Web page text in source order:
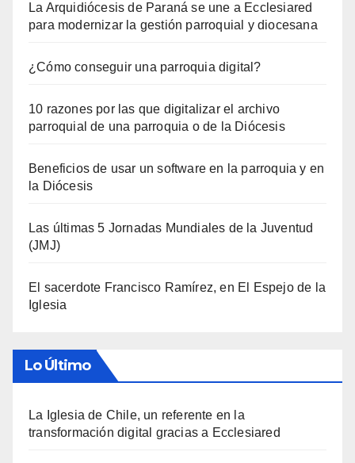
La Arquidiócesis de Paraná se une a Ecclesiared
para modernizar la gestión parroquial y diocesana
¿Cómo conseguir una parroquia digital?
10 razones por las que digitalizar el archivo
parroquial de una parroquia o de la Diócesis
Beneficios de usar un software en la parroquia y en
la Diócesis
Las últimas 5 Jornadas Mundiales de la Juventud
(JMJ)
El sacerdote Francisco Ramírez, en El Espejo de la
Iglesia
Lo Último
La Iglesia de Chile, un referente en la
transformación digital gracias a Ecclesiared